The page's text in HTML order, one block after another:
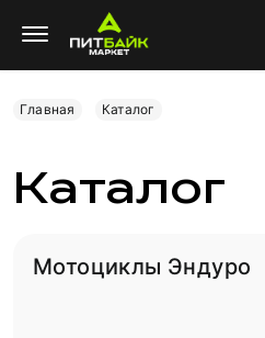
Главная Каталог
Каталог
Мотоциклы Эндуро